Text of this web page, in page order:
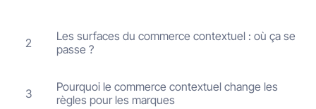
2
Les surfaces du commerce contextuel : où ça se
passe ?
3
Pourquoi le commerce contextuel change les
règles pour les marques